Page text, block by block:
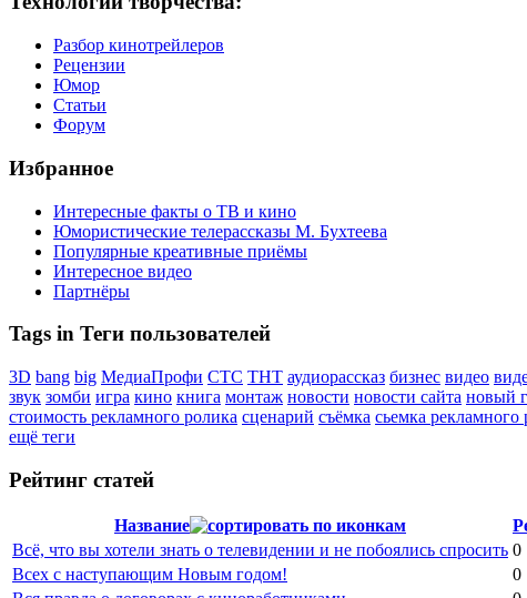
Разбор кинотрейлеров
Рецензии
Юмор
Статьи
Форум
Избранное
Интересные факты о ТВ и кино
Юмористические телерассказы М. Бухтеева
Популярные креативные приёмы
Интересное видео
Партнёры
Tags in Теги пользователей
3D bang big МедиаПрофи СТС ТНТ аудиорассказ бизнес видео
звук зомби игра кино книга монтаж новости новости сайта новый
стоимость рекламного ролика сценарий съёмка сьемка рекламного
ещё теги
Рейтинг статей
Название
Всё, что вы хотели знать о телевидении и не побоялись спросить 0
Всех с наступающим Новым годом!
0